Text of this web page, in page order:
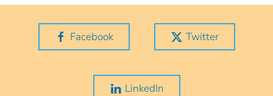
Facebook Twitter
LinkedIn